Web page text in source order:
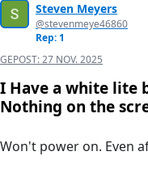
Steven Meyers
@stevenmeye46860
Rep: 1
GEPOST:27 NOV. 2025
I Have a white lite
Nothing on the
Won't power on. Even